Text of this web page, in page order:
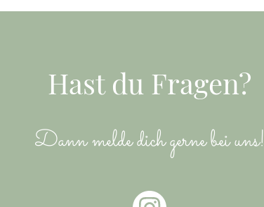
Hast du Fragen?
Dann melde dich gerne bei uns!